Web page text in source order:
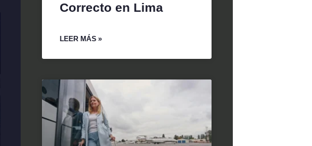
Correcto en Lima
LEER MÁS »